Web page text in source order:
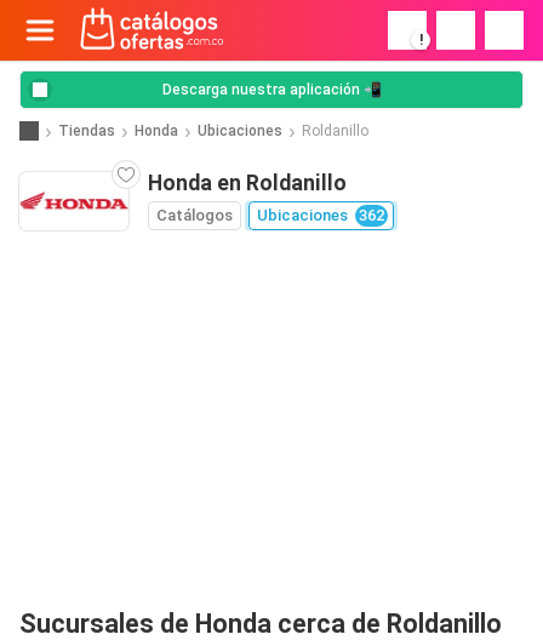
!
Descarga nuestra aplicación 📲
Tiendas Honda Ubicaciones Roldanillo
Honda en Roldanillo
Catálogos Ubicaciones 362
Sucursales de Honda cerca de Roldanillo